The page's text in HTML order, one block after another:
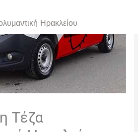
Ηρακλείου
Τέζα